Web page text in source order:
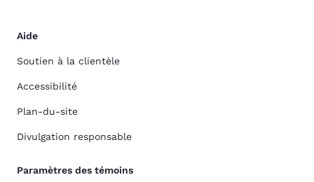
Aide
Soutien à la clientèle
Accessibilité
Plan-du-site
Divulgation responsable
Paramètres des témoins